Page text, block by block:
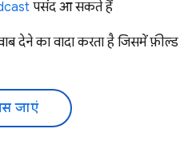
पसंद आ सकते हैं
देने का वादा करता है जिसमें फ़ील्ड
जाएं